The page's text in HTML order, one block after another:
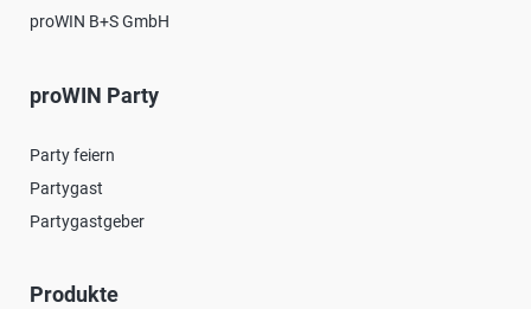
proWIN B+S GmbH
proWIN Party
Party feiern
Partygast
Partygastgeber
Produkte